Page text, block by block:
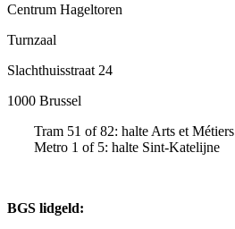
Centrum Hageltoren
Turnzaal
Slachthuisstraat 24
1000 Brussel
Tram 51 of 82: halte Arts et Métiers
Metro 1 of 5: halte Sint-Katelijne
BGS lidgeld: